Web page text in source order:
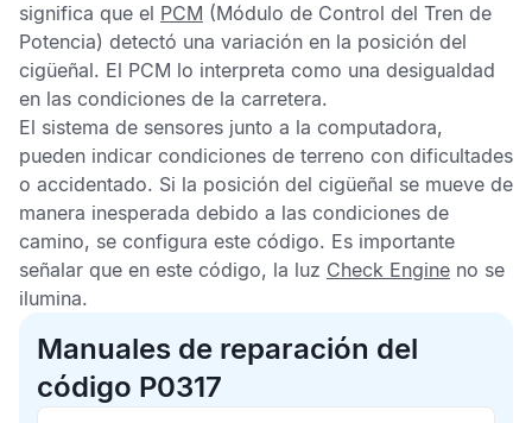
significa que el PCM (Módulo de Control del Tren de
Potencia) detectó una variación en la posición del
cigüeñal. El PCM lo interpreta como una desigualdad
en las condiciones de la carretera.
El sistema de sensores junto a la computadora,
pueden indicar condiciones de terreno con dificultades
o accidentado. Si la posición del cigüeñal se mueve de
manera inesperada debido a las condiciones de
camino, se configura este código. Es importante
señalar que en este código, la luz Check Engine no se
ilumina.
Manuales de reparación del
código P0317